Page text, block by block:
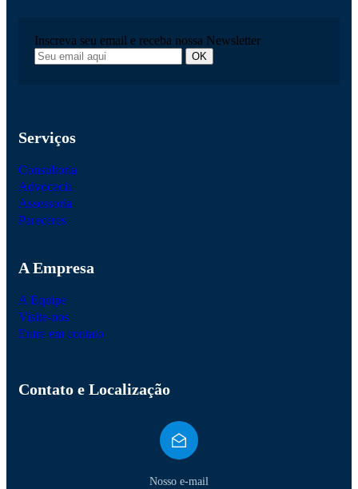
Inscreva seu email e receba nossa Newsletter
Serviços
Consultoria
Advocacia
Assessoria
Pareceres
A Empresa
A Equipe
Visite-nos
Entre em contato
Contato e Localização
Nosso e-mail